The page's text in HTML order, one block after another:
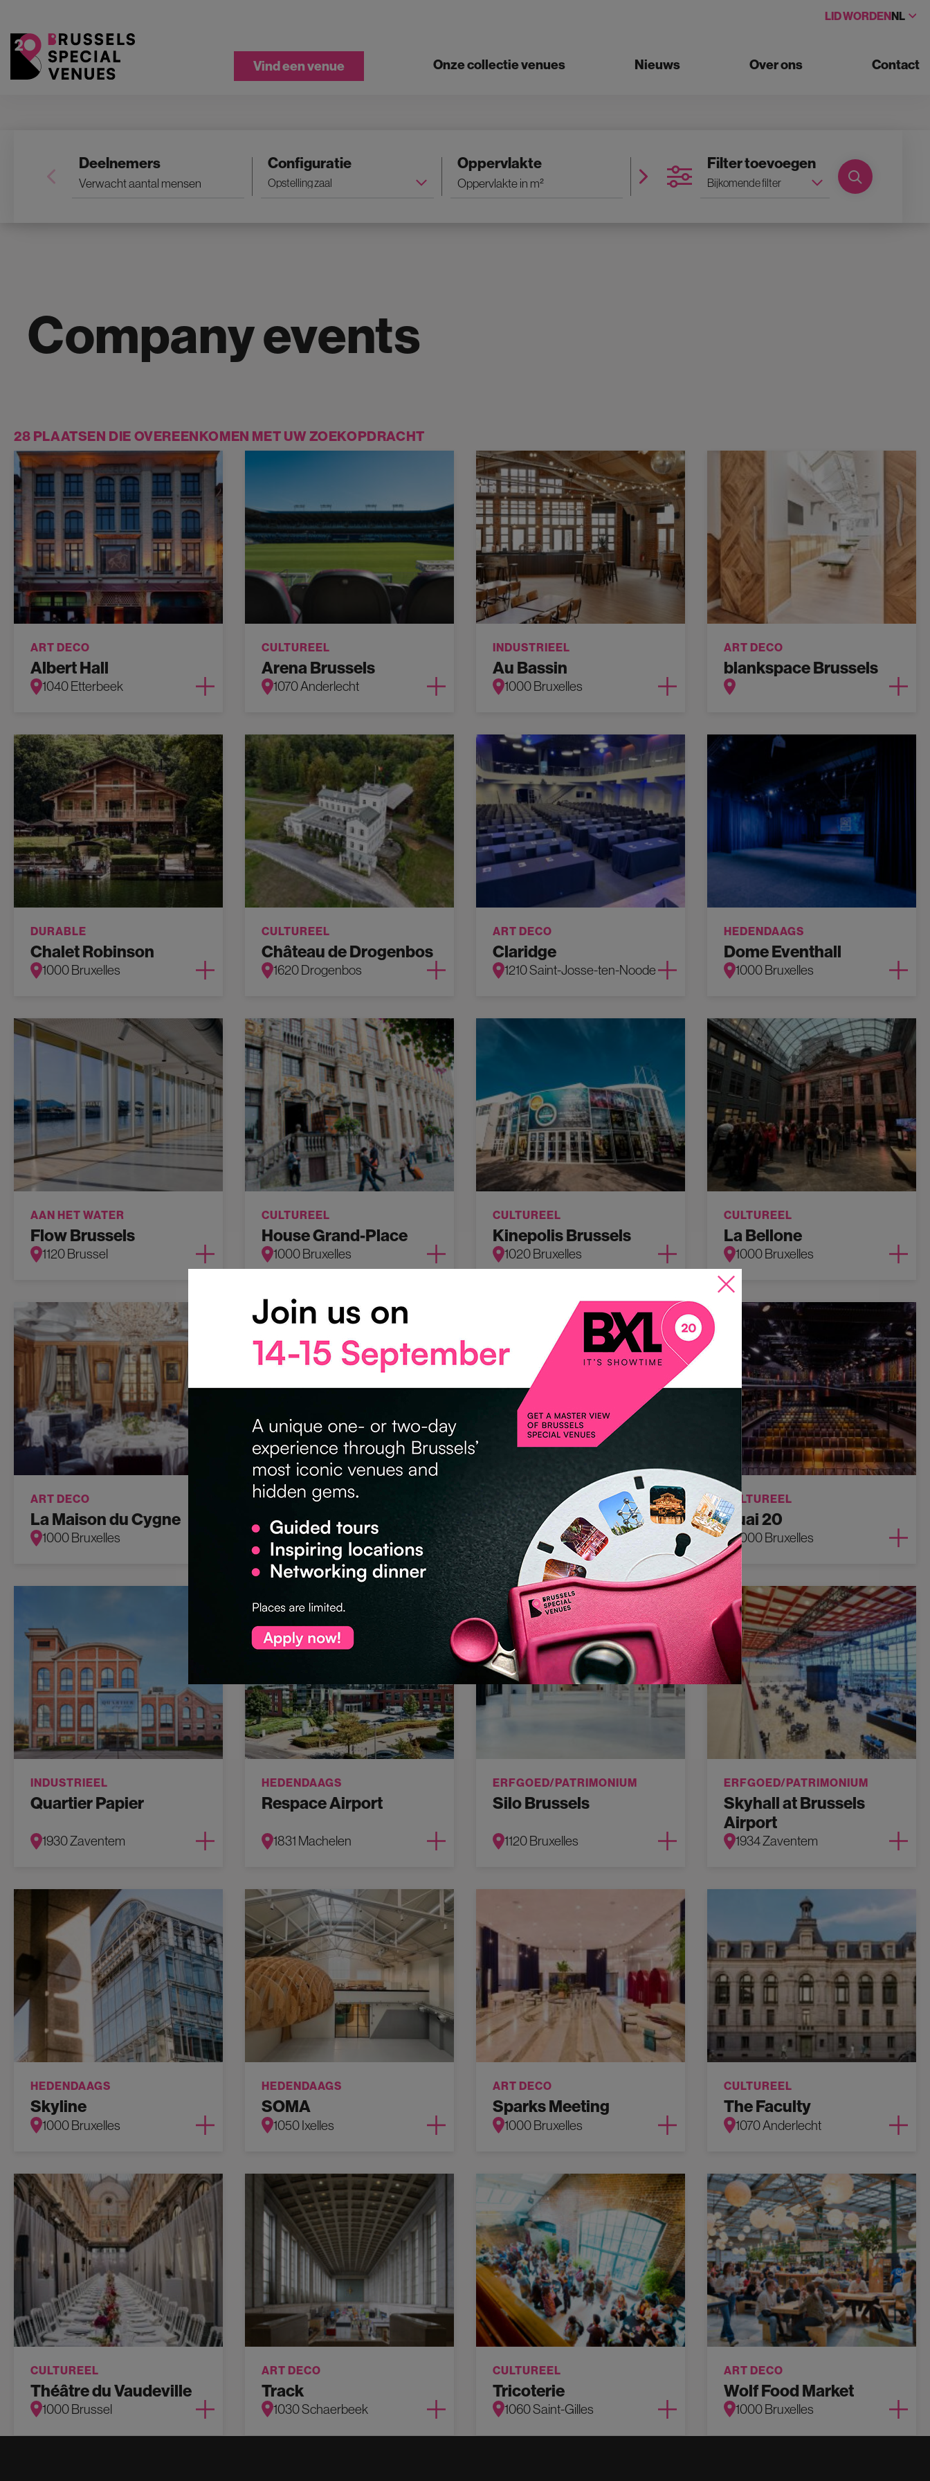
LID WORDENNL
Vind een venue Onze collectie venues Nieuws Over ons Contact
Deelnemers Configuratie Oppervlakte Antal zalenFilter toevoegen
Company events
28 PLAATSEN DIE OVEREENKOMEN MET UW ZOEKOPDRACHT
ART DECO
Albert Hall
1040 Etterbeek
CULTUREEL
Arena Brussels
1070 Anderlecht
INDUSTRIEEL
Au Bassin
1000 Bruxelles
ART DECO
blankspace Brussels
DURABLE
Chalet Robinson
1000 Bruxelles
CULTUREEL
Château de Drogenbos
1620 Drogenbos
ART DECO
Claridge
1210 Saint-Josse-ten-Noode
HEDENDAAGS
Dome Eventhall
1000 Bruxelles
AAN HET WATER
Flow Brussels
1120 Brussel
CULTUREEL
House Grand-Place
1000 Bruxelles
CULTUREEL
Kinepolis Brussels
1020 Bruxelles
CULTUREEL
La Bellone
1000 Bruxelles
ART DECO
La Maison du Cygne
1000 Bruxelles
ERFGOED/PATRIMONIUM
Lab62
1040 Etterbeek
CULTUREEL
Plein Publiek BXL
1000 Bruxelles
CULTUREEL
Quai 20
1000 Bruxelles
INDUSTRIEEL
Quartier Papier
1930 Zaventem
HEDENDAAGS
Respace Airport
1831 Machelen
ERFGOED/PATRIMONIUM
Silo Brussels
1120 Bruxelles
ERFGOED/PATRIMONIUM
Skyhall at Brussels
Airport
1934 Zaventem
HEDENDAAGS
Skyline
1000 Bruxelles
HEDENDAAGS
SOMA
1050 Ixelles
ART DECO
Sparks Meeting
1000 Bruxelles
CULTUREEL
The Faculty
1070 Anderlecht
CULTUREEL
Théâtre du Vaudeville
1000 Brussel
ART DECO
Track
1030 Schaerbeek
CULTUREEL
Tricoterie
1060 Saint-Gilles
ART DECO
Wolf Food Market
1000 Bruxelles